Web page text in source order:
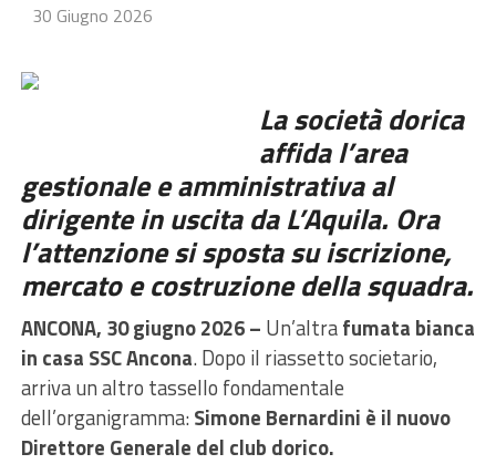
30 Giugno 2026
La società dorica
affida l’area
gestionale e amministrativa al
dirigente in uscita da L’Aquila. Ora
l’attenzione si sposta su iscrizione,
mercato e costruzione della squadra.
ANCONA, 30 giugno 2026 – Un’altrafumata bianca
in casa SSC Ancona. Dopo il riassetto societario,
arriva un altro tassello fondamentale
dell’organigramma:Simone Bernardini è il nuovo
Direttore Generale del club dorico.